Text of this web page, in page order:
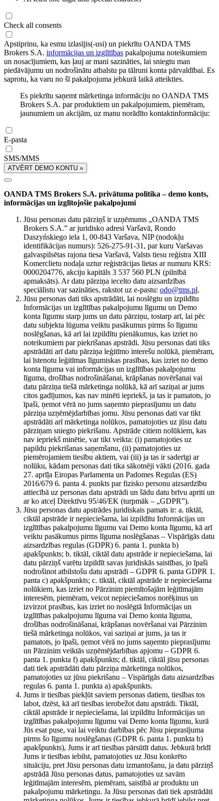
Check all consents
Apstiprinu, ka esmu izlasījis(-usi) un piekrītu OANDA TMS
Brokers S.A. informācijas un izglītības pakalpojuma noteikumiem
un nosacījumiem, kas ļauj ar mani sazināties, lai sniegtu man
piedāvājumu un nodrošinātu atbalstu pa tālruni konta pārvaldībai. Es
saprotu, ka varu no šī pakalpojuma jebkurā laikā atteikties.
Es piekrītu saņemt mārketinga informāciju no OANDA TMS
Brokers S.A. par produktiem un pakalpojumiem, piemēram,
jaunumiem un akcijām, uz manu norādīto kontaktinformāciju:
E-pasta
SMS/MMS
ATVĒRT DEMO KONTU »
OANDA TMS Brokers S.A. privātuma politika – demo konts,
informācijas un izglītojošie pakalpojumi
Jūsu personas datu pārziņš ir uzņēmums „OANDA TMS
Brokers S.A.” ar juridisko adresi Varšavā, Rondo
Daszyńskiego iela 1, 00-843 Varšava, NIP (nodokļu
identifikācijas numurs): 526-275-91-31, par kuru Varšavas
galvaspilsētas rajona tiesa Varšavā, Valsts tiesu reģistra XIII
Komerclietu nodaļa uztur reģistrācijas lietas ar numuru KRS:
0000204776, akciju kapitāls 3 537 560 PLN (pilnībā
apmaksāts). Ar datu pārziņa iecelto datu aizsardzības
speciālistu var sazināties, rakstot uz e-pastu: odo@tms.pl.
Jūsu personas dati tiks apstrādāti, lai noslēgtu un izpildītu
Informācijas un izglītības pakalpojumu līgumu un Demo
konta līgumu starp jums un datu pārziņu, tostarp arī, lai pēc
datu subjekta lūguma veiktu pasākumus pirms šo līgumu
noslēgšanas, kā arī lai izpildītu pienākumus, kas izriet no
noteikumiem par piekrišanas apstrādi. Jūsu personas dati tiks
apstrādāti arī datu pārziņa leģitīmo interešu nolūkā, piemēram,
lai īstenotu leģitīmas līgumiskas prasības, kas izriet no demo
konta līguma vai informācijas un izglītības pakalpojumu
līguma, drošības nodrošināšanai, krāpšanas novēršanai vai
datu pārziņa tiešā mārketinga nolūkā, kā arī saziņai ar jums
citos gadījumos, kas nav minēti iepriekš, ja tas ir pamatots, jo
īpaši, ņemot vērā no jums saņemto pieprasījumu un datu
pārziņa uzņēmējdarbības jomu. Jūsu personas dati var tikt
apstrādāti arī mārketinga nolūkos, pamatojoties uz jūsu datu
pārziņam sniegto piekrišanu. Apstrāde citiem nolūkiem, kas
nav iepriekš minētie, var tikt veikta: (i) pamatojoties uz
papildu piekrišanas saņemšanu, (ii) pamatojoties uz
piemērojamiem tiesību aktiem, vai (iii) ja tas ir saderīgi ar
nolūku, kādam personas dati tika sākotnēji vākti (2016. gada
27. aprīļa Eiropas Parlamenta un Padomes Regulas (ES)
2016/679 6. panta 4. punkts par fizisko personu aizsardzību
attiecībā uz personas datu apstrādi un šādu datu brīvu apriti un
ar ko atceļ Direktīvu 95/46/EK (turpmāk – „GDPR”).
Jūsu personas datu apstrādes juridiskais pamats ir: a. tiktāl,
ciktāl apstrāde ir nepieciešama, lai izpildītu Informācijas un
izglītības pakalpojumu līgumu vai Demo konta līgumu, kā arī
veiktu pasākumus pirms līguma noslēgšanas – Vispārīgās datu
aizsardzības regulas (GDPR) 6. panta 1. punkta b)
apakšpunkts; b. tiktāl, ciktāl datu apstrāde ir nepieciešama, lai
datu pārziņš varētu izpildīt savas juridiskās saistības, jo īpaši
nodrošinot atbilstošu datu apstrādi – GDPR 6. panta GDPR 1.
panta c) apakšpunkts; c. tiktāl, ciktāl apstrāde ir nepieciešama
nolūkiem, kas izriet no Pārzinim piemītošajām leģitīmajām
interesēm, piemēram, veicot nepieciešamos norēķinus un
izvirzot prasības, kas izriet no noslēgtā Informācijas un
izglītības pakalpojumu līguma vai Demo konta līguma,
drošības nodrošināšanai, krāpšanas novēršanai vai Pārzinim
tiešā mārketinga nolūkos, vai saziņai ar jums, ja tas ir
pamatots, jo īpaši, ņemot vērā no jums saņemto pieprasījumu
un Pārzinim veiktās uzņēmējdarbības apjomu – GDPR 6.
panta 1. punkta f) apakšpunkts; d. tiktāl, ciktāl jūsu personas
dati tiek apstrādāti datu pārziņa mārketinga nolūkos,
pamatojoties uz jūsu piekrišanu – Vispārīgās datu aizsardzības
regulas 6. panta 1. punkta a) apakšpunkts.
Jums ir tiesības piekļūt saviem personas datiem, tiesības tos
labot, dzēst, kā arī tiesības ierobežot datu apstrādi. Tiktāl,
ciktāl apstrāde ir nepieciešama, lai izpildītu Informācijas un
izglītības pakalpojumu līgumu vai Demo konta līgumu, kurā
Jūs esat puse, vai lai veiktu darbības pēc Jūsu pieprasījuma
pirms šo līgumu noslēgšanas (GDPR 6. panta 1. punkta b)
apakšpunkts), Jums ir arī tiesības pārsūtīt datus. Jebkurā brīdī
Jums ir tiesības iebilst, pamatojoties uz Jūsu konkrēto
situāciju, pret Jūsu personas datu izmantošanu, ja datu pārziņš
apstrādā Jūsu personas datus, pamatojoties uz savām
leģitīmajām interesēm, piemēram, saistībā ar produktu un
pakalpojumu mārketingu. Ja Jūsu personas dati tiek apstrādāti